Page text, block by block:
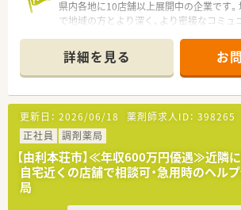
県内各地に10店舗以上展開中の企業です
で地域の方とより深く、より密接なコミュ
護分野へも事業を展開しております。風通
一人ひとりが意見を言うことができ、能力
切にしています。失敗を恐れずに挑戦す
価する仕組みを作っており、表に見えにく
価する環境です。
≪薬剤師としてのスキルを高められる薬局
総合科目を応需しており、在宅の対応も行
椅子は患者様がゆったり座れるよう肘置
しております。また、近隣には大型ショッ
詳細を見る お
更新日： 2026/06/18 薬剤師求人ID： 398265
正社員
調剤薬局
【由利本荘市】≪年収600万円優遇≫近隣
自宅近くの店舗で相談可・急用時のヘル
局